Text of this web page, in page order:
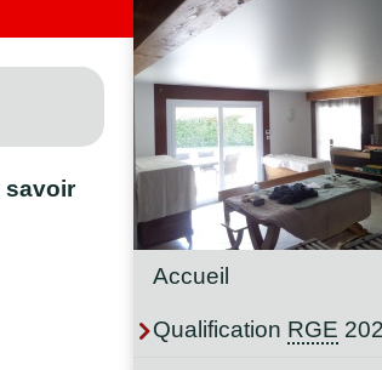
savoir
Accueil
Qualification RGE